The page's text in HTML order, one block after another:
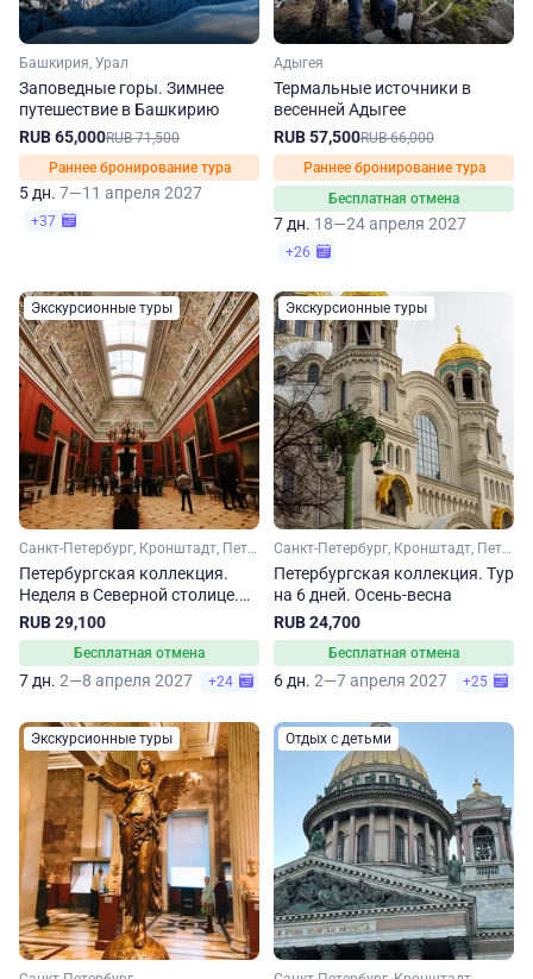
Башкирия, Урал
Заповедные горы. Зимнее
путешествие в Башкирию
RUB 65,000RUB 71,500
Раннее бронирование тура
5 дн. 7—11 апреля 2027
+37
Адыгея
Термальные источники в
весенней Адыгее
RUB 57,500RUB 66,000
Раннее бронирование тура
Бесплатная отмена
7 дн. 18—24 апреля 2027
+26
Экскурсионные туры
Санкт-Петербург, Кронштадт, Петергоф
Петербургская коллекция.
Неделя в Северной столице.
Осень-весна
RUB 29,100
Бесплатная отмена
7 дн. 2—8 апреля 2027 +24
Экскурсионные туры
Санкт-Петербург, Кронштадт, Петергоф
Петербургская коллекция. Тур
на 6 дней. Осень-весна
RUB 24,700
Бесплатная отмена
6 дн. 2—7 апреля 2027 +25
Экскурсионные туры Отдых с детьми